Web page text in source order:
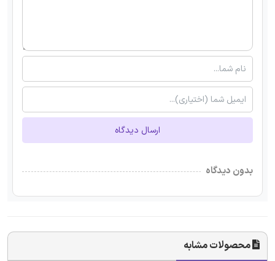
ارسال دیدگاه
بدون دیدگاه
محصولات مشابه